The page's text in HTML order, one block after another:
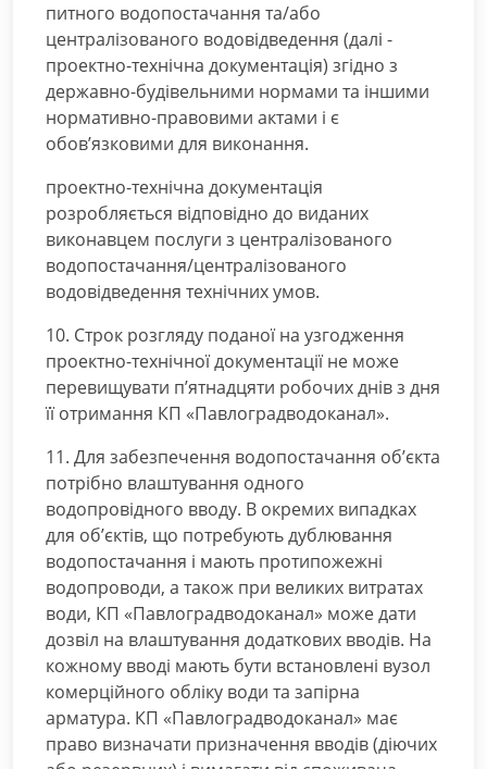
питного водопостачання та/або
централізованого водовідведення (далі -
проектно-технічна документація) згідно з
державно-будівельними нормами та іншими
нормативно-правовими актами і є
обов’язковими для виконання.
проектно-технічна документація
розробляється відповідно до виданих
виконавцем послуги з централізованого
водопостачання/централізованого
водовідведення технічних умов.
10. Строк розгляду поданої на узгодження
проектно-технічної документації не може
перевищувати п’ятнадцяти робочих днів з дня
її отримання КП «Павлоградводоканал».
11. Для забезпечення водопостачання об’єкта
потрібно влаштування одного
водопровідного вводу. В окремих випадках
для об’єктів, що потребують дублювання
водопостачання і мають протипожежні
водопроводи, а також при великих витратах
води, КП «Павлоградводоканал» може дати
дозвіл на влаштування додаткових вводів. На
кожному вводі мають бути встановлені вузол
комерційного обліку води та запірна
арматура. КП «Павлоградводоканал» має
право визначати призначення вводів (діючих